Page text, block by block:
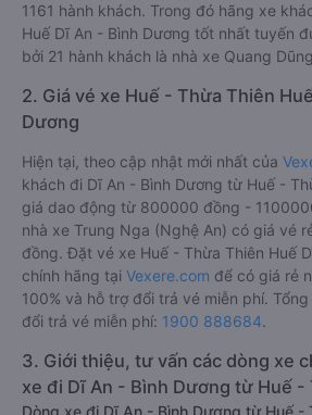
1161 hành khách. Trong đó hãng xe
Huế Dĩ An - Bình Dương tốt nhất tuyến
bởi 21 hành khách là nhà xe Quang
2. Giá vé xe Huế - Thừa Thiên
Dương
Hiện tại, theo cập nhật mới nhất của
khách đi Dĩ An - Bình Dương từ Huế -
giá dao động từ 800000 đồng -
nhà xe Trung Nga (Nghệ An) có giá vé
đồng. Đặt vé xe Huế - Thừa Thiên Huế
chính hãng tại Vexere.com để có giá rẻ
100% và hỗ trợ đổi trả vé miễn phí.
đổi trả vé miễn phí: 1900 888684.
3. Giới thiệu, tư vấn các dòng xe
xe đi Dĩ An - Bình Dương từ Huế -
Dòng xe đi Dĩ An - Bình Dương từ Huế -